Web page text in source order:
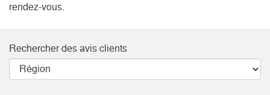
rendez-vous.
Rechercher des avis clients